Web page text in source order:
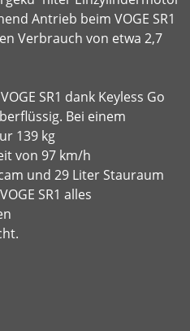
Antrieb beim VOGE SR1
Verbrauch von etwa 2,7
SR1 dank Keyless Go
Bei einem
139 kg
von 97 km/h
und 29 Liter Stauraum
SR1 alles